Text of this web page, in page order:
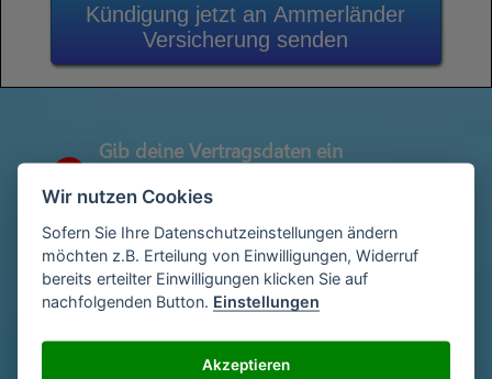
Kündigung jetzt an Ammerländer
Versicherung senden
Gib deine Vertragsdaten ein
Abrechnung)
2
Gib deinen Namen und deine Adresse
ein
Wir nutzen Cookies
Sofern Sie Ihre Datenschutzeinstellungen ändern
möchten z.B. Erteilung von Einwilligungen, Widerruf
bereits erteilter Einwilligungen klicken Sie auf
nachfolgenden Button. Einstellungen
Akzeptieren